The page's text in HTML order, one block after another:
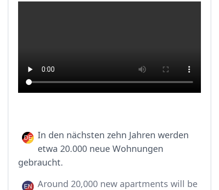
In den nächsten zehn Jahren werden
etwa 20.000 neue Wohnungen
gebraucht.
Around 20,000 new apartments will be